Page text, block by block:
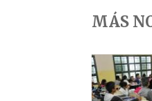
MÁS